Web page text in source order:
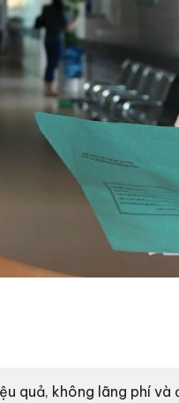
quả, không lãng phí và